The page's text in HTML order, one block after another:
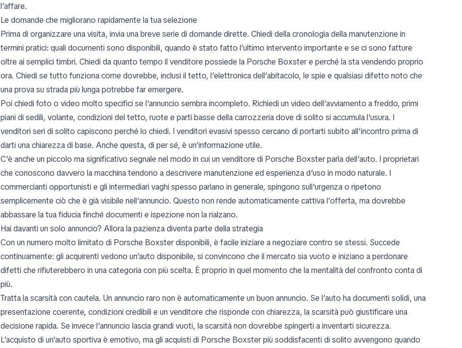
l’affare.
Le domande che migliorano rapidamente la tua selezione
Prima di organizzare una visita, invia una breve serie di domande dirette. Chiedi della cronologia della manutenzione in
termini pratici: quali documenti sono disponibili, quando è stato fatto l’ultimo intervento importante e se ci sono fatture
oltre ai semplici timbri. Chiedi da quanto tempo il venditore possiede la Porsche Boxster e perché la sta vendendo proprio
ora. Chiedi se tutto funziona come dovrebbe, inclusi il tetto, l’elettronica dell’abitacolo, le spie e qualsiasi difetto noto che
una prova su strada più lunga potrebbe far emergere.
Poi chiedi foto o video molto specifici se l’annuncio sembra incompleto. Richiedi un video dell’avviamento a freddo, primi
piani di sedili, volante, condizioni del tetto, ruote e parti basse della carrozzeria dove di solito si accumula l’usura. I
venditori seri di solito capiscono perché lo chiedi. I venditori evasivi spesso cercano di portarti subito all’incontro prima di
darti una chiarezza di base. Anche questa, di per sé, è un’informazione utile.
C’è anche un piccolo ma significativo segnale nel modo in cui un venditore di Porsche Boxster parla dell’auto. I proprietari
che conoscono davvero la macchina tendono a descrivere manutenzione ed esperienza d’uso in modo naturale. I
commercianti opportunisti e gli intermediari vaghi spesso parlano in generale, spingono sull’urgenza o ripetono
semplicemente ciò che è già visibile nell’annuncio. Questo non rende automaticamente cattiva l’offerta, ma dovrebbe
abbassare la tua fiducia finché documenti e ispezione non la rialzano.
Hai davanti un solo annuncio? Allora la pazienza diventa parte della strategia
Con un numero molto limitato di Porsche Boxster disponibili, è facile iniziare a negoziare contro se stessi. Succede
continuamente: gli acquirenti vedono un’auto disponibile, si convincono che il mercato sia vuoto e iniziano a perdonare
difetti che rifiuterebbero in una categoria con più scelta. È proprio in quel momento che la mentalità del confronto conta di
più.
Tratta la scarsità con cautela. Un annuncio raro non è automaticamente un buon annuncio. Se l’auto ha documenti solidi, una
presentazione coerente, condizioni credibili e un venditore che risponde con chiarezza, la scarsità può giustificare una
decisione rapida. Se invece l’annuncio lascia grandi vuoti, la scarsità non dovrebbe spingerti a inventarti sicurezza.
L’acquisto di un’auto sportiva è emotivo, ma gli acquisti di Porsche Boxster più soddisfacenti di solito avvengono quando